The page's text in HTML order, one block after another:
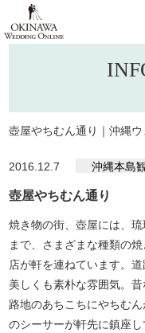
壺屋やちむん通り｜沖縄
2016.12.7 沖縄本島
壺屋やちむん通り
焼き物の街、壺屋には、
まで、さまざまな種類の
店が軒を連ねています。
美しくも素朴な雰囲気。
路地のあちこちにやちむ
のシーサーが軒先に鎮座